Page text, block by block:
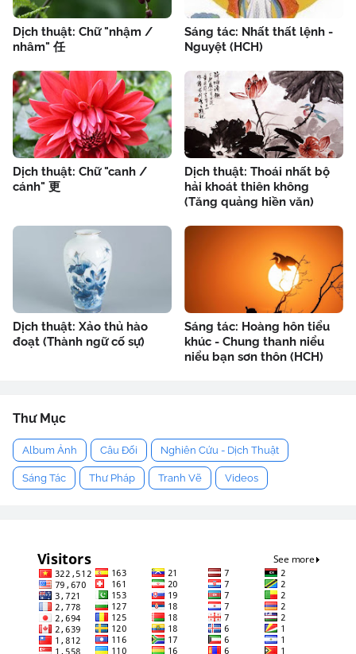
Dịch thuật: Chữ "nhậm /
nhâm" 任
Sáng tác: Nhất thất lệnh -
Nguyệt (HCH)
Dịch thuật: Chữ "canh /
cánh" 更
Dịch thuật: Thoái nhất bộ
hải khoát thiên không
(Tăng quảng hiền văn)
Dịch thuật: Xảo thủ hào
đoạt (Thành ngữ cố sự)
Sáng tác: Hoàng hôn tiểu
khúc - Chung thanh niểu
niểu bạn sơn thôn (HCH)
Thư Mục
Album Ảnh Câu Đối Nghiên Cứu - Dịch Thuật
Sáng Tác Thư Pháp Tranh Vẽ Videos